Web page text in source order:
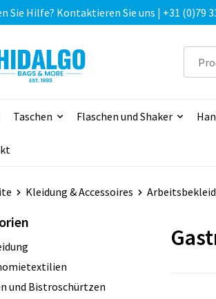
Sie Hilfe? Kontaktieren Sie uns | +31 (0)79
Taschen Flaschen und Shaker
Kleidung & Accessoires
und Bistroschürtzen